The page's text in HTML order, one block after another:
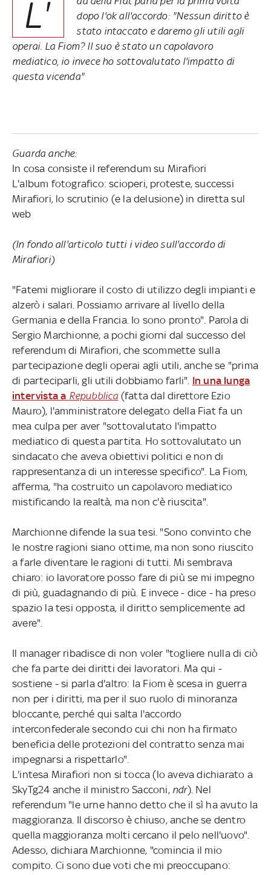
L'
dopo l'ok all'accordo: "Nessun diritto è
stato intaccato e daremo gli utili agli
operai. La Fiom? Il suo è stato un capolavoro
mediatico, io invece ho sottovalutato l'impatto di
questa vicenda"
Guarda anche:
In cosa consiste il referendum su Mirafiori
L'album fotografico: scioperi, proteste, successi
Mirafiori, lo scrutinio (e la delusione) in diretta sul
web
(In fondo all'articolo tutti i video sull'accordo di
Mirafiori)
"Fatemi migliorare il costo di utilizzo degli impianti e
alzerò i salari. Possiamo arrivare al livello della
Germania e della Francia. Io sono pronto". Parola di
Sergio Marchionne, a pochi giorni dal successo del
referendum di Mirafiori, che scommette sulla
partecipazione degli operai agli utili, anche se "prima
di parteciparli, gli utili dobbiamo farli". In una lunga
intervista a Repubblica(fatta dal direttore Ezio
Mauro), l'amministratore delegato della Fiat fa un
mea culpa per aver "sottovalutato l'impatto
mediatico di questa partita. Ho sottovalutato un
sindacato che aveva obiettivi politici e non di
rappresentanza di un interesse specifico". La Fiom,
afferma, "ha costruito un capolavoro mediatico
mistificando la realtà, ma non c'è riuscita".
Marchionne difende la sua tesi. "Sono convinto che
le nostre ragioni siano ottime, ma non sono riuscito
a farle diventare le ragioni di tutti. Mi sembrava
chiaro: io lavoratore posso fare di più se mi impegno
di più, guadagnando di più. E invece - dice - ha preso
spazio la tesi opposta, il diritto semplicemente ad
avere".
Il manager ribadisce di non voler "togliere nulla di ciò
che fa parte dei diritti dei lavoratori. Ma qui -
sostiene - si parla d'altro: la Fiom è scesa in guerra
non per i diritti, ma per il suo ruolo di minoranza
bloccante, perché qui salta l'accordo
interconfederale secondo cui chi non ha firmato
beneficia delle protezioni del contratto senza mai
impegnarsi a rispettarlo".
L'intesa Mirafiori non si tocca (lo aveva dichiarato a
SkyTg24 anche il ministro Sacconi, ndr). Nel
referendum "le urne hanno detto che il sì ha avuto la
maggioranza. Il discorso è chiuso, anche se dentro
quella maggioranza molti cercano il pelo nell'uovo".
Adesso, dichiara Marchionne, "comincia il mio
compito. Ci sono due voti che mi preoccupano: